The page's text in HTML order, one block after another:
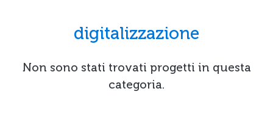
digitalizzazione
Non sono stati trovati progetti in questa
categoria.